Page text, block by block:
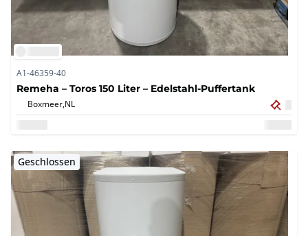
A1-46359-40
Remeha – Toros 150 Liter – Edelstahl-Puffertank
Boxmeer,NL
Geschlossen